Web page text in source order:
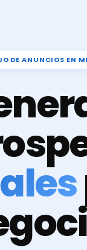
DE ANUNCIOS EN